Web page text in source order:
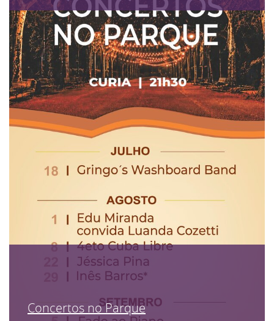
Concertos no Parque